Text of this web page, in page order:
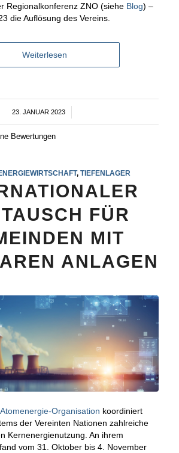
Regionalkonferenz ZNO (siehe Blog) –
die Auflösung des Vereins.
Weiterlesen
23. JANUAR 2023
/
Bewertungen
,TIEFENLAGER
FÜR
MIT
ANLAGEN
Organisation koordiniert
der Vereinten Nationen zahlreiche
Kernenergienutzung. An ihrem
vom 31. Oktober bis 4. November